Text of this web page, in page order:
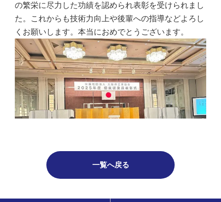
の繁栄に尽力した功績を認められ表彰を受けられまし
た。これからも技術力向上や後輩への指導などよろし
くお願いします。本当におめでとうございます。
一覧へ戻る